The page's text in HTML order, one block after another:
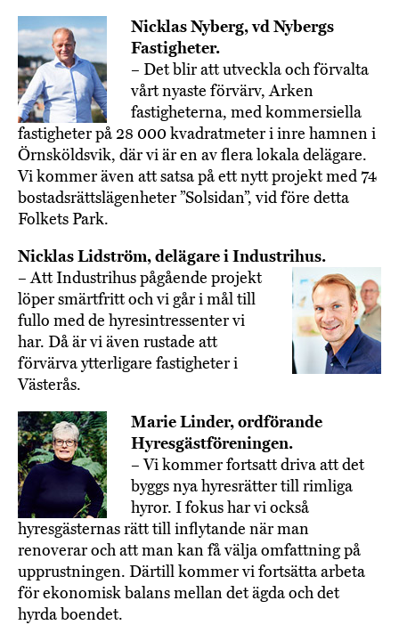
Nicklas Nyberg, vd Nybergs
Fastigheter.
– Det blir att utveckla och förvalta
vårt nyaste förvärv, Arken
fastigheterna, med kommersiella
fastigheter på 28 000 kvadratmeter i inre hamnen i
Örnsköldsvik, där vi är en av flera lokala delägare.
Vi kommer även att satsa på ett nytt projekt med 74
bostadsrättslägenheter ”Solsidan”, vid före detta
Folkets Park.
Nicklas Lidström, delägare i Industrihus.
– Att Industrihus pågående projekt
löper smärtfritt och vi går i mål till
fullo med de hyresintressenter vi
har. Då är vi även rustade att
förvärva ytterligare fastigheter i
Västerås.
Marie Linder, ordförande
Hyresgästföreningen.
– Vi kommer fortsatt driva att det
byggs nya hyresrätter till rimliga
hyror. I fokus har vi också
hyresgästernas rätt till inflytande när man
renoverar och att man kan få välja omfattning på
upprustningen. Därtill kommer vi fortsätta arbeta
för ekonomisk balans mellan det ägda och det
hyrda boendet.